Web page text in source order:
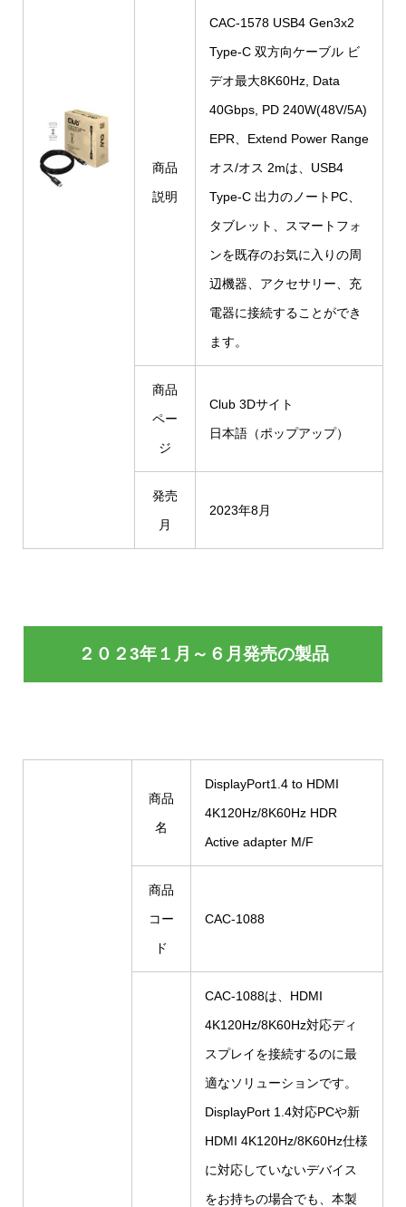
商品
説明
CAC-1578 USB4 Gen3x2
Type-C 双方向ケーブル ビ
デオ最大8K60Hz, Data
40Gbps, PD 240W(48V/5A)
EPR、Extend Power Range
オス/オス 2mは、USB4
Type-C 出力のノートPC、
タブレット、スマートフォ
ンを既存のお気に入りの周
辺機器、アクセサリー、充
電器に接続することができ
ます。
商品
ペー
ジ
Club 3Dサイト
日本語（ポップアップ）
発売
月
2023年8月
２０２3年１月～６月発売の製品
商品
名
DisplayPort1.4 to HDMI
4K120Hz/8K60Hz HDR
Active adapter M/F
商品
コー
ド
CAC-1088
CAC-1088は、HDMI
4K120Hz/8K60Hz対応ディ
スプレイを接続するのに最
適なソリューションです。
DisplayPort 1.4対応PCや新
HDMI 4K120Hz/8K60Hz仕様
に対応していないデバイス
をお持ちの場合でも、本製